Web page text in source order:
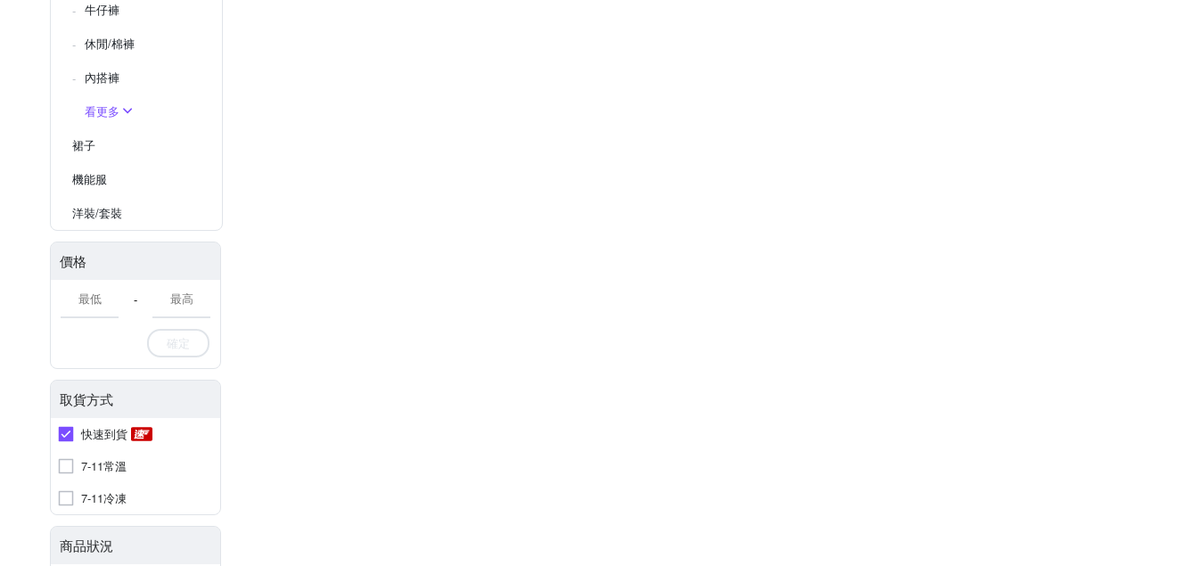
牛仔褲
休閒/棉褲
內搭褲
看更多
裙子
機能服
洋裝/套裝
價格
-
確定
取貨方式
快速到貨
7-11常溫
7-11冷凍
商品狀況